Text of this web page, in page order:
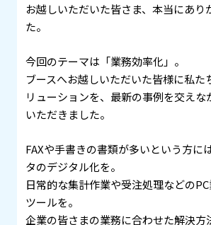
お越しいただいた皆さま、本当にあり
た。
今回のテーマは「業務効率化」。
ブースへお越しいただいた皆様に私た
リューションを、最新の事例を交えな
いただきました。
FAXや手書きの書類が多いという方に
タのデジタル化を。
日常的な集計作業や受注処理などの
ツールを。
企業の皆さまの業務に合わせた解決方